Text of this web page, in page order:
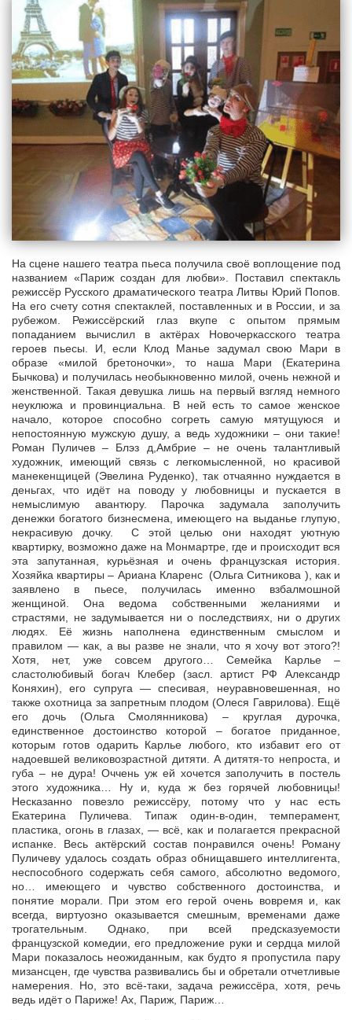
На сцене нашего театра пьеса получила своё воплощение под
названием «Париж создан для любви». Поставил спектакль
режиссёр Русского драматического театра Литвы Юрий Попов.
На его счету сотня спектаклей, поставленных и в России, и за
рубежом. Режиссёрский глаз вкупе с опытом прямым
попаданием вычислил в актёрах Новочеркасского театра
героев пьесы. И, если Клод Манье задумал свою Мари в
образе «милой бретоночки», то наша Мари (Екатерина
Бычкова) и получилась необыкновенно милой, очень нежной и
женственной. Такая девушка лишь на первый взгляд немного
неуклюжа и провинциальна. В ней есть то самое женское
начало, которое способно согреть самую мятущуюся и
непостоянную мужскую душу, а ведь художники – они такие!
Роман Пуличев – Блэз д,Амбрие – не очень талантливый
художник, имеющий связь с легкомысленной, но красивой
манекенщицей (Эвелина Руденко), так отчаянно нуждается в
деньгах, что идёт на поводу у любовницы и пускается в
немыслимую авантюру. Парочка задумала заполучить
денежки богатого бизнесмена, имеющего на выданье глупую,
некрасивую дочку. С этой целью они находят уютную
квартирку, возможно даже на Монмартре, где и происходит вся
эта запутанная, курьёзная и очень французская история.
Хозяйка квартиры – Ариана Кларенс (Ольга Ситникова ), как и
заявлено в пьесе, получилась именно взбалмошной
женщиной. Она ведома собственными желаниями и
страстями, не задумывается ни о последствиях, ни о других
людях. Её жизнь наполнена единственным смыслом и
правилом — как, а вы разве не знали, что я хочу вот этого?!
Хотя, нет, уже совсем другого… Семейка Карлье –
сластолюбивый богач Клебер (засл. артист РФ Александр
Коняхин), его супруга — спесивая, неуравновешенная, но
также охотница за запретным плодом (Олеся Гаврилова). Ещё
его дочь (Ольга Смолянникова) – круглая дурочка,
единственное достоинство которой – богатое приданное,
которым готов одарить Карлье любого, кто избавит его от
надоевшей великовозрастной дитяти. А дитятя-то непроста, и
губа – не дура! Оччень уж ей хочется заполучить в постель
этого художника… Ну и, куда ж без горячей любовницы!
Несказанно повезло режиссёру, потому что у нас есть
Екатерина Пуличева. Типаж один-в-один, темперамент,
пластика, огонь в глазах, — всё, как и полагается прекрасной
испанке. Весь актёрский состав понравился очень! Роману
Пуличеву удалось создать образ обнищавшего интеллигента,
неспособного содержать себя самого, абсолютно ведомого,
но… имеющего и чувство собственного достоинства, и
понятие морали. При этом его герой очень вовремя и, как
всегда, виртуозно оказывается смешным, временами даже
трогательным. Однако, при всей предсказуемости
французской комедии, его предложение руки и сердца милой
Мари показалось неожиданным, как будто я пропустила пару
мизансцен, где чувства развивались бы и обретали отчетливые
намерения. Но, это всё-таки, задача режиссёра, хотя, речь
ведь идёт о Париже! Ах, Париж, Париж…